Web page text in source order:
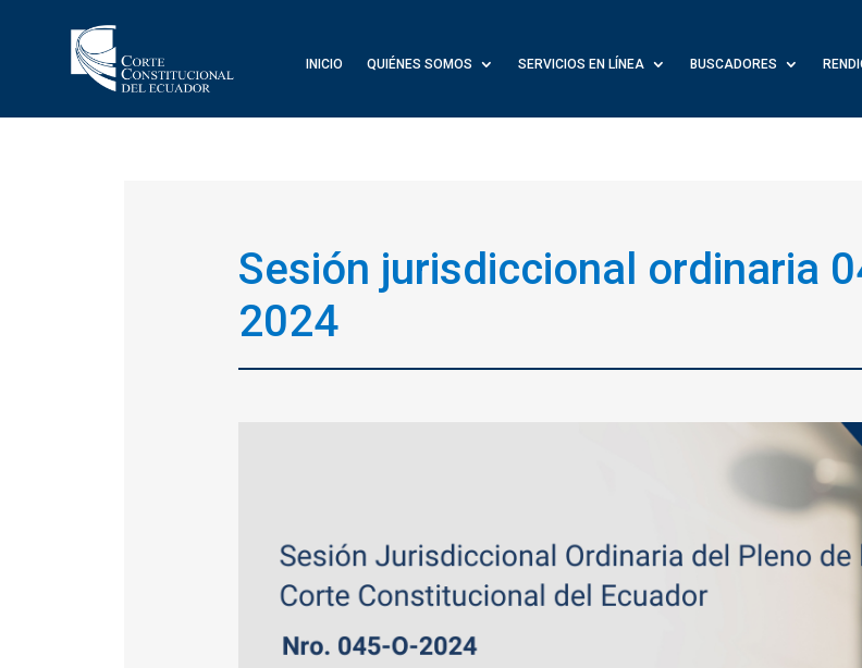
INICIO QUIÉNES SOMOS SERVICIOS EN LÍNEA BUSCADORES
Sesión jurisdiccional ordinaria
2024